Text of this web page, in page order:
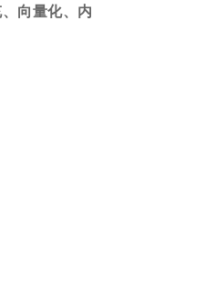
向量化、内